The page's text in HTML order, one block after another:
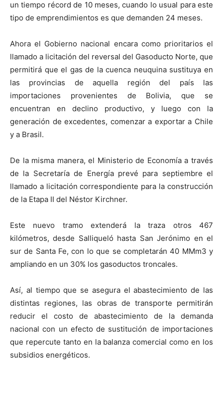
un tiempo récord de 10 meses, cuando lo usual para este
tipo de emprendimientos es que demanden 24 meses.
Ahora el Gobierno nacional encara como prioritarios el
llamado a licitación del reversal del Gasoducto Norte, que
permitirá que el gas de la cuenca neuquina sustituya en
las provincias de aquella región del país las
importaciones provenientes de Bolivia, que se
encuentran en declino productivo, y luego con la
generación de excedentes, comenzar a exportar a Chile
y a Brasil.
De la misma manera, el Ministerio de Economía a través
de la Secretaría de Energía prevé para septiembre el
llamado a licitación correspondiente para la construcción
de la Etapa II del Néstor Kirchner.
Este nuevo tramo extenderá la traza otros 467
kilómetros, desde Salliqueló hasta San Jerónimo en el
sur de Santa Fe, con lo que se completarán 40 MMm3 y
ampliando en un 30% los gasoductos troncales.
Así, al tiempo que se asegura el abastecimiento de las
distintas regiones, las obras de transporte permitirán
reducir el costo de abastecimiento de la demanda
nacional con un efecto de sustitución de importaciones
que repercute tanto en la balanza comercial como en los
subsidios energéticos.